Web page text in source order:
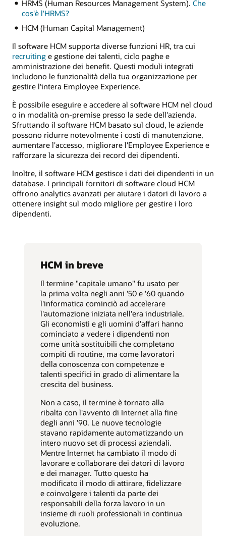
HRMS (Human Resources Management System). Che
cos'è l'HRMS?
HCM (Human Capital Management)
Il software HCM supporta diverse funzioni HR, tra cui
recruiting e gestione dei talenti, ciclo paghe e
amministrazione dei benefit. Questi moduli integrati
includono le funzionalità della tua organizzazione per
gestire l'intera Employee Experience.
È possibile eseguire e accedere al software HCM nel cloud
o in modalità on-premise presso la sede dell'azienda.
Sfruttando il software HCM basato sul cloud, le aziende
possono ridurre notevolmente i costi di manutenzione,
aumentare l'accesso, migliorare l'Employee Experience e
rafforzare la sicurezza dei record dei dipendenti.
Inoltre, il software HCM gestisce i dati dei dipendenti in un
database. I principali fornitori di software cloud HCM
offrono analytics avanzati per aiutare i datori di lavoro a
ottenere insight sul modo migliore per gestire i loro
dipendenti.
HCM in breve
Il termine "capitale umano" fu usato per
la prima volta negli anni '50 e '60 quando
l'informatica cominciò ad accelerare
l'automazione iniziata nell'era industriale.
Gli economisti e gli uomini d'affari hanno
cominciato a vedere i dipendenti non
come unità sostituibili che completano
compiti di routine, ma come lavoratori
della conoscenza con competenze e
talenti specifici in grado di alimentare la
crescita del business.
Non a caso, il termine è tornato alla
ribalta con l'avvento di Internet alla fine
degli anni '90. Le nuove tecnologie
stavano rapidamente automatizzando un
intero nuovo set di processi aziendali.
Mentre Internet ha cambiato il modo di
lavorare e collaborare dei datori di lavoro
e dei manager. Tutto questo ha
modificato il modo di attirare, fidelizzare
e coinvolgere i talenti da parte dei
responsabili della forza lavoro in un
insieme di ruoli professionali in continua
evoluzione.